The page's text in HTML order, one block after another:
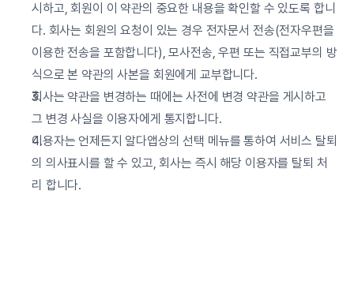
시하고, 회원이 이 약관의 중요한 내용을 확인할 수 있도록 합니
다. 회사는 회원의 요청이 있는 경우 전자문서 전송(전자우편을
이용한 전송을 포함합니다), 모사전송, 우편 또는 직접교부의 방
식으로 본 약관의 사본을 회원에게 교부합니다.
회사는 약관을 변경하는 때에는 사전에 변경 약관을 게시하고
그 변경 사실을 이용자에게 통지합니다.
이용자는 언제든지 알다앱상의 선택 메뉴를 통하여 서비스 탈퇴
의 의사표시를 할 수 있고, 회사는 즉시 해당 이용자를 탈퇴 처
리 합니다.